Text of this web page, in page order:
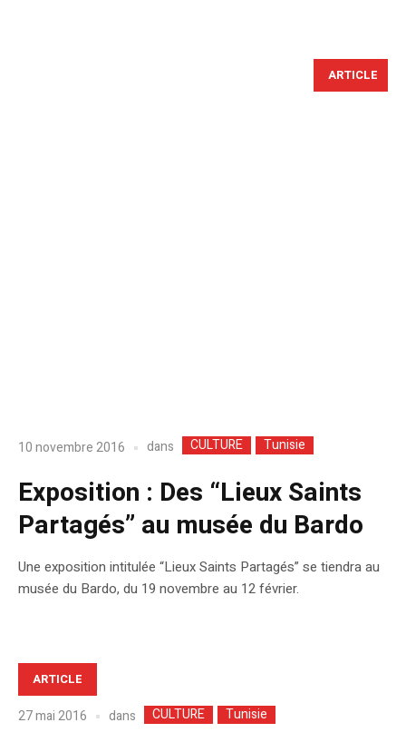
ARTICLE
10 novembre 2016 dans CULTURE Tunisie
Exposition : Des “Lieux Saints
Partagés” au musée du Bardo
Une exposition intitulée “Lieux Saints Partagés” se tiendra au
musée du Bardo, du 19 novembre au 12 février.
ARTICLE
27 mai 2016 dans CULTURE Tunisie